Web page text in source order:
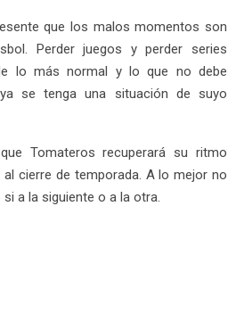
que los malos momentos son
Perder juegos y perder series
lo más normal y lo que no debe
se tenga una situación de suyo
Tomateros recuperará su ritmo
cierre de temporada. A lo mejor no
a la siguiente o a la otra.